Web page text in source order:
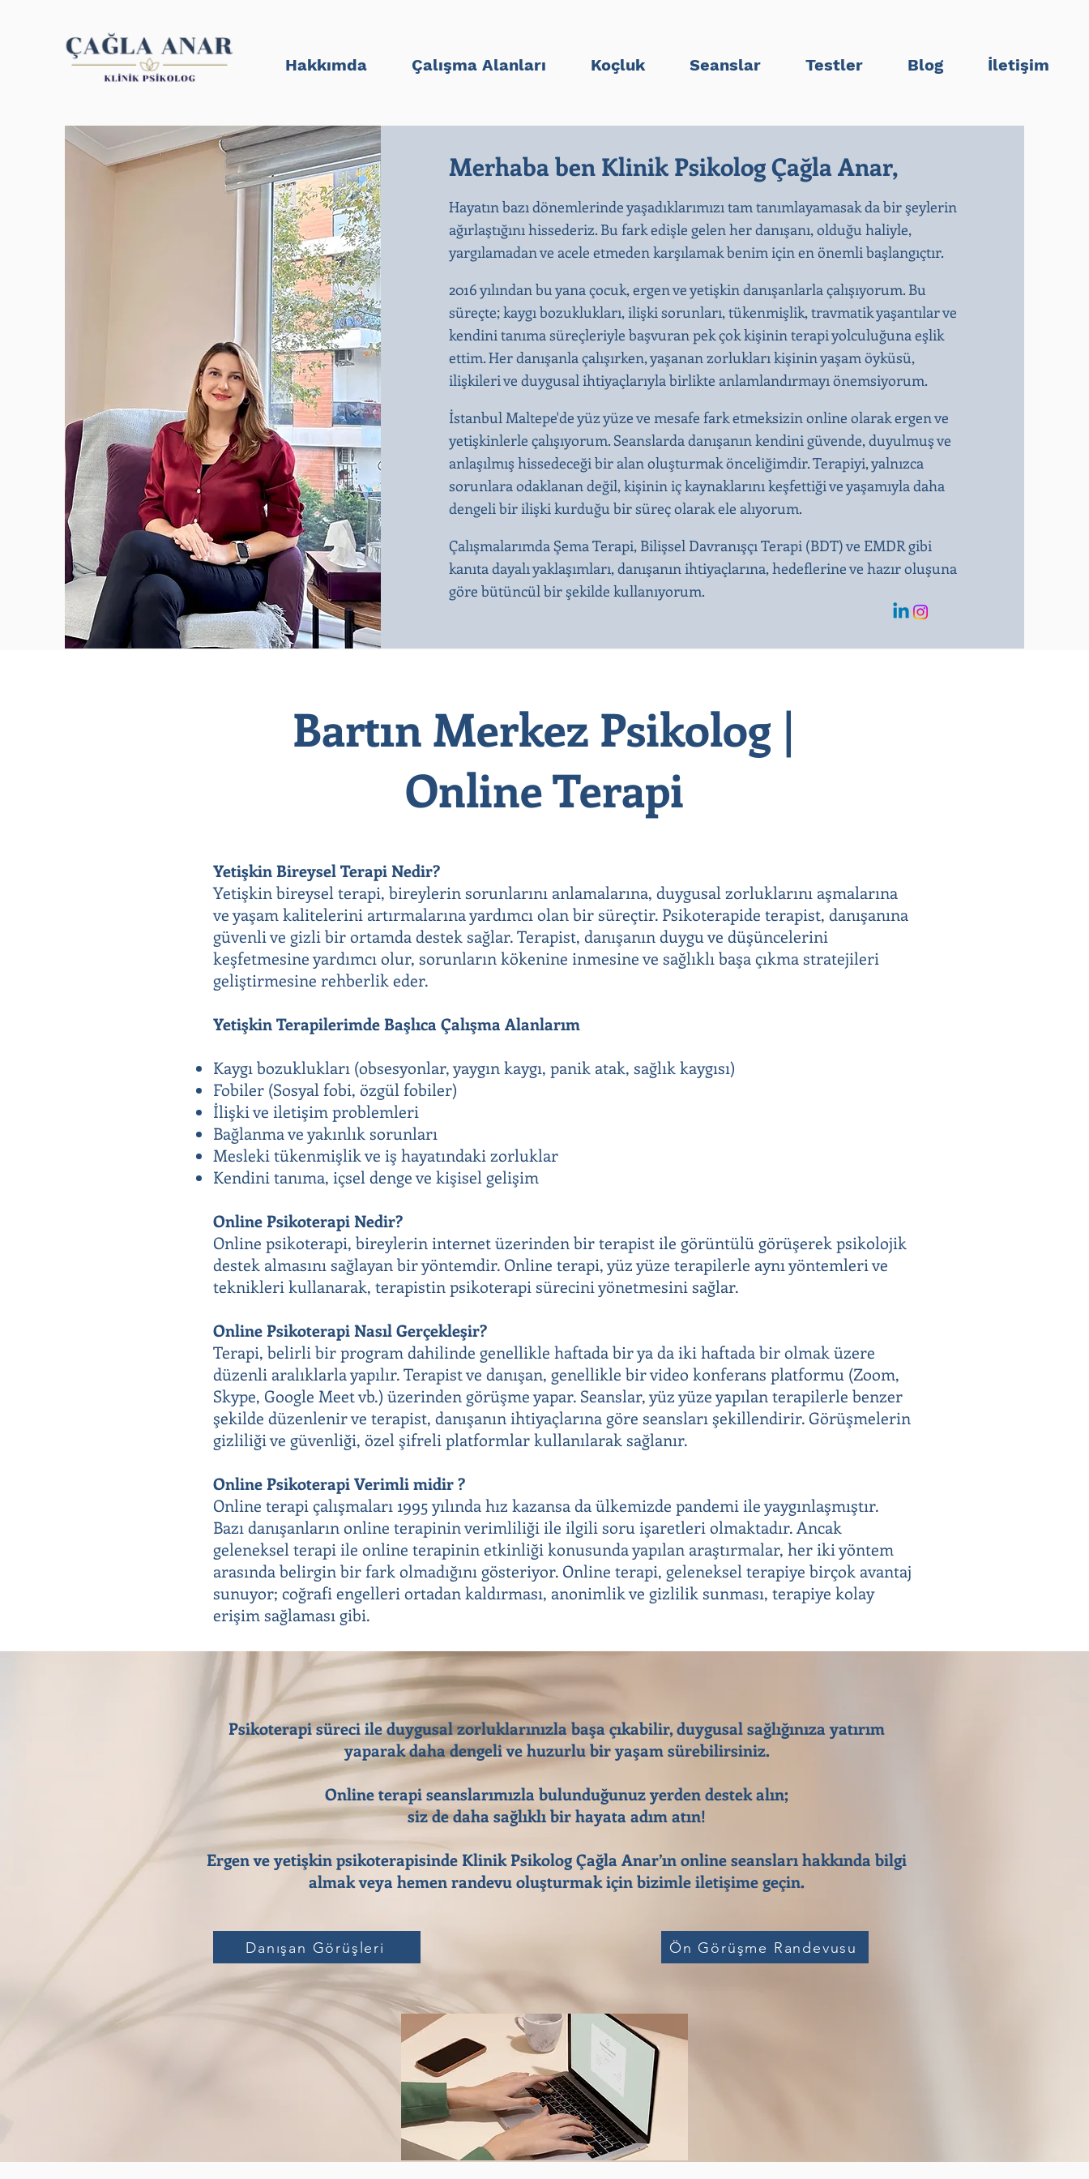
Hakkımda Çalışma Alanları Koçluk Seanslar Testler Blog İletişim
Merhaba ben Klinik Psikolog Çağla Anar,
Hayatın bazı dönemlerinde yaşadıklarımızı tam tanımlayamasak da bir şeylerin
ağırlaştığını hissederiz. Bu fark edişle gelen her danışanı, olduğu haliyle,
yargılamadan ve acele etmeden karşılamak benim için en önemli başlangıçtır.​
2016 yılından bu yana çocuk, ergen ve yetişkin danışanlarla çalışıyorum. Bu
süreçte; kaygı bozuklukları, ilişki sorunları, tükenmişlik, travmatik yaşantılar ve
kendini tanıma süreçleriyle başvuran pek çok kişinin terapi yolculuğuna eşlik
ettim. Her danışanla çalışırken, yaşanan zorlukları kişinin yaşam öyküsü,
ilişkileri ve duygusal ihtiyaçlarıyla birlikte anlamlandırmayı önemsiyorum.
İstanbul Maltepe'de yüz yüze ve mesafe fark etmeksizin online olarak ergen ve
yetişkinlerle çalışıyorum. Seanslarda danışanın kendini güvende, duyulmuş ve
anlaşılmış hissedeceği bir alan oluşturmak önceliğimdir. Terapiyi, yalnızca
sorunlara odaklanan değil, kişinin iç kaynaklarını keşfettiği ve yaşamıyla daha
dengeli bir ilişki kurduğu bir süreç olarak ele alıyorum.
Çalışmalarımda Şema Terapi, Bilişsel Davranışçı Terapi (BDT) ve EMDR gibi
kanıta dayalı yaklaşımları, danışanın ihtiyaçlarına, hedeflerine ve hazır oluşuna
göre bütüncül bir şekilde kullanıyorum.
Bartın Merkez Psikolog |
Online Terapi
Yetişkin Bireysel Terapi Nedir?
Yetişkin bireysel terapi, bireylerin sorunlarını anlamalarına, duygusal zorluklarını aşmalarına
ve yaşam kalitelerini artırmalarına yardımcı olan bir süreçtir. Psikoterapide terapist, danışanına
güvenli ve gizli bir ortamda destek sağlar. Terapist, danışanın duygu ve düşüncelerini
keşfetmesine yardımcı olur, sorunların kökenine inmesine ve sağlıklı başa çıkma stratejileri
geliştirmesine rehberlik eder.
Yetişkin Terapilerimde Başlıca Çalışma Alanlarım
Kaygı bozuklukları (obsesyonlar, yaygın kaygı, panik atak, sağlık kaygısı)
Fobiler (Sosyal fobi, özgül fobiler)
İlişki ve iletişim problemleri
Bağlanma ve yakınlık sorunları
Mesleki tükenmişlik ve iş hayatındaki zorluklar
Kendini tanıma, içsel denge ve kişisel gelişim
Online Psikoterapi Nedir?
Online psikoterapi, bireylerin internet üzerinden bir terapist ile görüntülü görüşerek psikolojik
destek almasını sağlayan bir yöntemdir. Online terapi, yüz yüze terapilerle aynı yöntemleri ve
teknikleri kullanarak, terapistin psikoterapi sürecini yönetmesini sağlar.
Online Psikoterapi Nasıl Gerçekleşir?
Terapi, belirli bir program dahilinde genellikle haftada bir ya da iki haftada bir olmak üzere
düzenli aralıklarla yapılır. Terapist ve danışan, genellikle bir video konferans platformu (Zoom,
Skype, Google Meet vb.) üzerinden görüşme yapar. Seanslar, yüz yüze yapılan terapilerle benzer
şekilde düzenlenir ve terapist, danışanın ihtiyaçlarına göre seansları şekillendirir. Görüşmelerin
gizliliği ve güvenliği, özel şifreli platformlar kullanılarak sağlanır.
Online Psikoterapi Verimli midir ?
Online terapi çalışmaları 1995 yılında hız kazansa da ülkemizde pandemi ile yaygınlaşmıştır.
Bazı danışanların online terapinin verimliliği ile ilgili soru işaretleri olmaktadır. Ancak
geleneksel terapi ile online terapinin etkinliği konusunda yapılan araştırmalar, her iki yöntem
arasında belirgin bir fark olmadığını gösteriyor. Online terapi, geleneksel terapiye birçok avantaj
sunuyor; coğrafi engelleri ortadan kaldırması, anonimlik ve gizlilik sunması, terapiye kolay
erişim sağlaması gibi.
Psikoterapi süreci ile duygusal zorluklarınızla başa çıkabilir, duygusal sağlığınıza yatırım
yaparak daha dengeli ve huzurlu bir yaşam sürebilirsiniz.
Online terapi seanslarımızla bulunduğunuz yerden destek alın;
siz de daha sağlıklı bir hayata adım atın!
Ergen ve yetişkin psikoterapisinde Klinik Psikolog Çağla Anar’ın online seansları hakkında bilgi
almak veya hemen randevu oluşturmak için bizimle iletişime geçin.​
Danışan Görüşleri Ön Görüşme Randevusu